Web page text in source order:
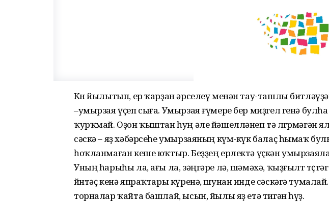
Көн йылытып, ер ҡарҙан әрселеү менән тау-ташлы
–умырзая үҫеп сыға. Умырзая ғүмере бер миҙгел генә
ҡурҡмай. Оҙон ҡыштан һуң әле йәшелләнеп тә өлгөрмәгән
сәскә – яҙ хәбәрсеһе умырзаяның күм-күк балаҫ һымаҡ
һоҡланмаған кеше юҡтыр. Беҙҙең ерлектә үҫкән умырзаялар
Уның һарыһы ла, ағы ла, зәңгәре лә, шәмәхә, ҡыҙғылт
йөнтәҫ кенә япраҡтары күренә, шунан инде сәскәгә
торналар ҡайта башлай, ысын, йылы яҙ етә тигән һүҙ.